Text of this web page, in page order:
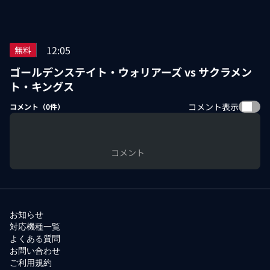
無料 12:05
ゴールデンステイト・ウォリアーズ vs サクラメン
ト・キングス
コメント（0件） コメント表示
コメント
お知らせ
対応機種一覧
よくある質問
お問い合わせ
ご利用規約